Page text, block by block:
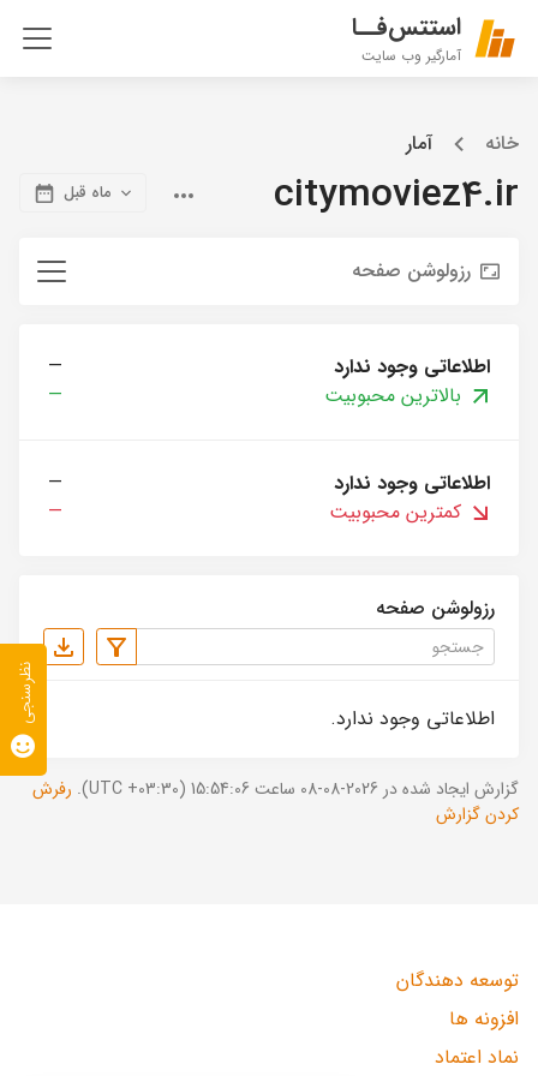
استتس‌فــا
آمارگیر وب سایت
خانه آمار
citymoviez4.ir ماه قبل
رزولوشن صفحه
اطلاعاتی وجود ندارد
—
بالاترین محبوبیت
—
اطلاعاتی وجود ندارد
—
کمترین محبوبیت
—
رزولوشن صفحه
اطلاعاتی وجود ندارد.
گزارش ایجاد شده در 2026-08-08 ساعت 15:54:06 (UTC +03:30).
رفرش
کردن گزارش
توسعه دهندگان
افزونه ها
نماد اعتماد
نظرسنجی